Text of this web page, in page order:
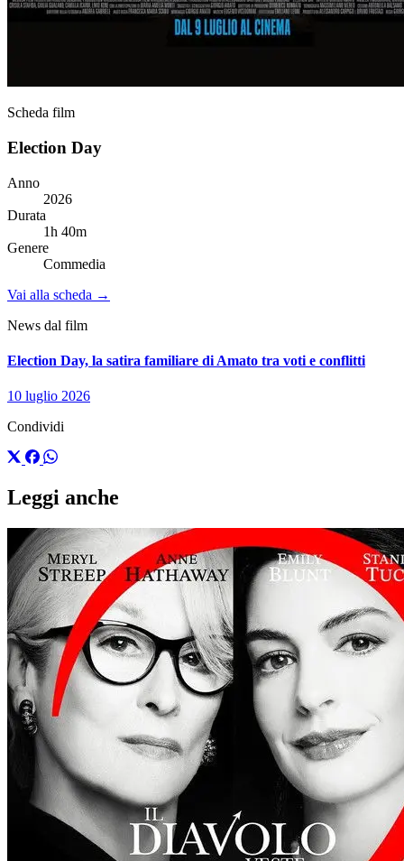
Scheda film
Election Day
Anno
2026
Durata
1h 40m
Genere
Commedia
Vai alla scheda →
News dal film
Election Day, la satira familiare di Amato tra voti e conflitti
10 luglio 2026
Condividi
Leggi anche